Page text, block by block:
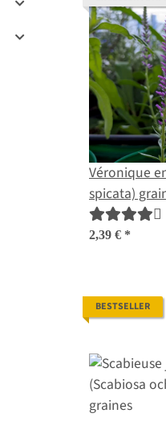
Véronique
spicata)
2,39 € *
BESTSELLER